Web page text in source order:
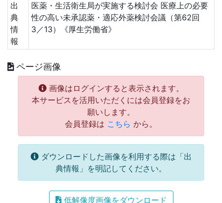
出
典
情
報
医薬・生活衛生局が実施する検討会 医療上の必要
性の高い未承認薬・適応外薬検討会議（第62回
3／13）《厚生労働省》
ページ画像
画像はログインすると表示されます。
本サービスを活用いただくには会員登録をお
願いします。
会員登録は こちら から。
ダウンロードした画像を利用する際は「出
典情報」を明記してください。
低解像度画像をダウンロード